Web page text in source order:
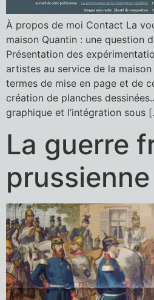
À propos de moi Contact La
maison Quantin : une question
Présentation des
artistes au service de la maison
termes de mise en page et de
création de planches
graphique et l’intégration sous
La guerre